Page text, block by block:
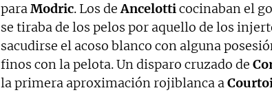
paraModric. Los deAncelotticocinaban el
se tiraba de los pelos por aquello de los
sacudirse el acoso blanco con alguna
finos con la pelota. Un disparo cruzado de
la primera aproximación rojiblanca a